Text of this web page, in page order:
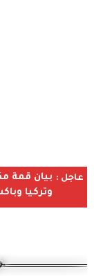
عاجل : بيان قمة
وتركيا